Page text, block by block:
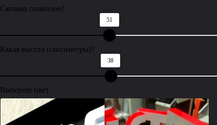
Сколько символов?
51
Какая высота (сантиметры)?
38
Выберете цвет